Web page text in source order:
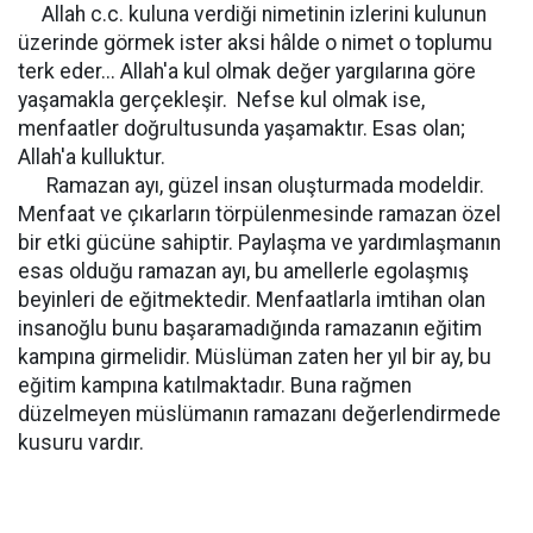
Allah c.c. kuluna verdiği nimetinin izlerini kulunun
üzerinde görmek ister aksi hâlde o nimet o toplumu
terk eder... Allah'a kul olmak değer yargılarına göre
yaşamakla gerçekleşir. Nefse kul olmak ise,
menfaatler doğrultusunda yaşamaktır. Esas olan;
Allah'a kulluktur.
Ramazan ayı, güzel insan oluşturmada modeldir.
Menfaat ve çıkarların törpülenmesinde ramazan özel
bir etki gücüne sahiptir. Paylaşma ve yardımlaşmanın
esas olduğu ramazan ayı, bu amellerle egolaşmış
beyinleri de eğitmektedir. Menfaatlarla imtihan olan
insanoğlu bunu başaramadığında ramazanın eğitim
kampına girmelidir. Müslüman zaten her yıl bir ay, bu
eğitim kampına katılmaktadır. Buna rağmen
düzelmeyen müslümanın ramazanı değerlendirmede
kusuru vardır.